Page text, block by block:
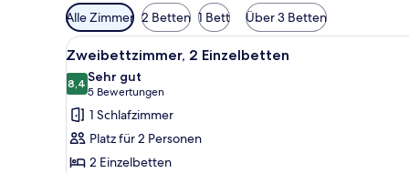
Verfügbare
Filter
für
Zimmer
Alle Zimmer 2 Betten 1 Bett Über 3 Betten
Alle
Fotos
für
Zweibettzimmer,
2 Einzelbetten
anzeigen
Ein Hotelzimmer mit zwei
5
Zweibettzimmer, 2 Einzelbetten
8,48,4 von 10
Sehr gut
5 Bewertungen
(5
Bewertungen)
1 Schlafzimmer
Platz für 2 Personen
2 Einzelbetten